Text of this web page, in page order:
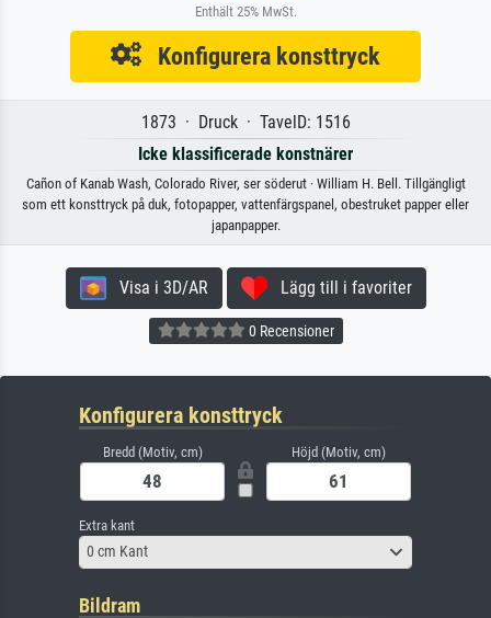
Enthält 25% MwSt.
Konfigurera konsttryck
1873 · Druck · TavelD: 1516
Icke klassificerade konstnärer
Cañon of Kanab Wash, Colorado River, ser söderut · William H. Bell. Tillgängligt
som ett konsttryck på duk, fotopapper, vattenfärgspanel, obestruket papper eller
japanpapper.
Visa i 3D/AR Lägg till i favoriter
0 Recensioner
Konfigurera konsttryck
Bredd (Motiv, cm) Höjd (Motiv, cm)
Extra kant
0 cm Kant
Bildram